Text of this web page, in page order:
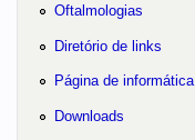
Oftalmologias
Diretório de links
Página de informática
Downloads